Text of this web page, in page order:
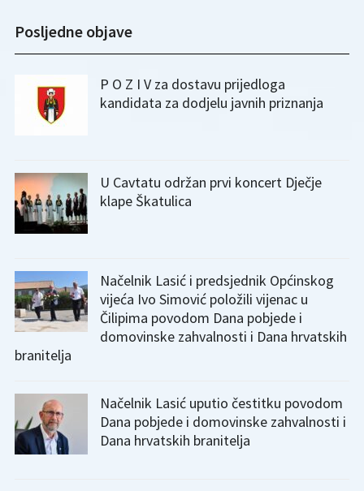
Posljedne objave
P O Z I V za dostavu prijedloga
kandidata za dodjelu javnih priznanja
U Cavtatu održan prvi koncert Dječje
klape Škatulica
Načelnik Lasić i predsjednik Općinskog
vijeća Ivo Simović položili vijenac u
Čilipima povodom Dana pobjede i
domovinske zahvalnosti i Dana hrvatskih
branitelja
Načelnik Lasić uputio čestitku povodom
Dana pobjede i domovinske zahvalnosti i
Dana hrvatskih branitelja